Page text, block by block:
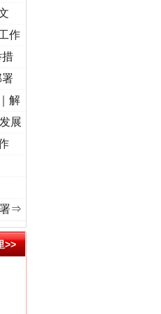
间，读懂乐至的“诗与远方”
作
措
署
解
展
署⇒
>>